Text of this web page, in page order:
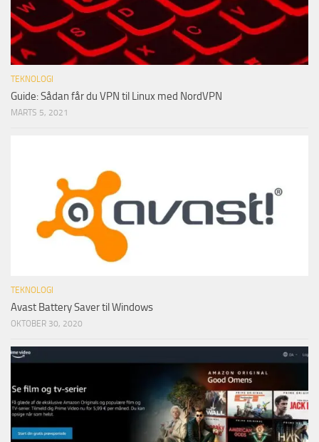
TEKNOLOGI
Guide: Sådan får du VPN til Linux med NordVPN
MARTS 5, 2021
TEKNOLOGI
Avast Battery Saver til Windows
OKTOBER 30, 2020